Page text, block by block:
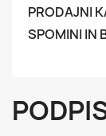
PRODAJNI
SPOMINI IN